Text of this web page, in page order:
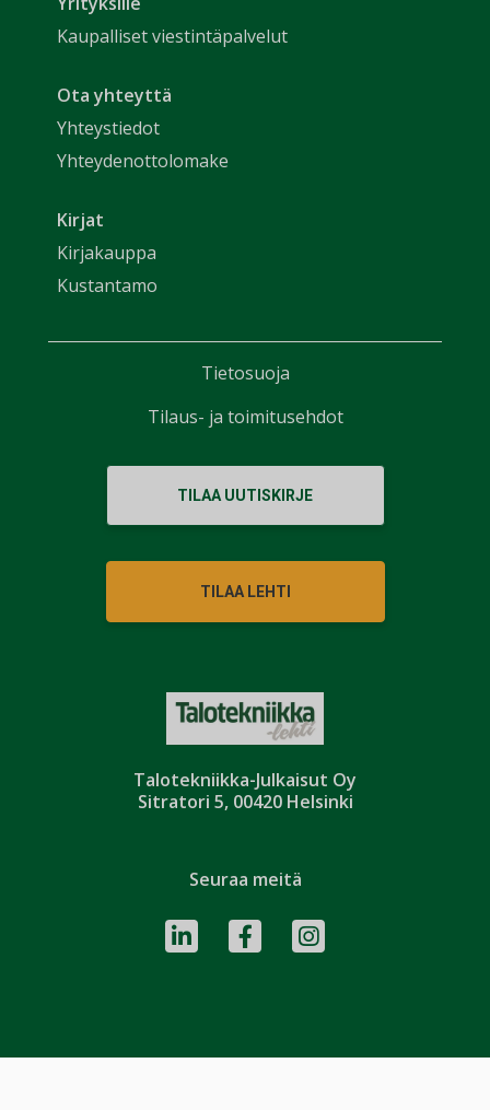
Talotekniikka-Julkaisut Oy
Sitratori 5, 00420 Helsinki
Kaupalliset viestintäpalvelut
Ota yhteyttä
Yhteystiedot
Yhteydenottolomake
Kirjat
Kirjakauppa
Kustantamo
TILAA UUTISKIRJE
TILAA LEHTI
Seuraa meitä
Tietosuoja
Tilaus- ja toimitusehdot